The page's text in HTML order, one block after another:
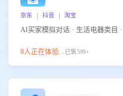
京东 | 抖音 | 淘宝
AI买家模拟对话 · 生活电器类目
8人正在体验...已售599+